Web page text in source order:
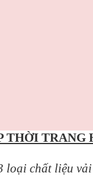
THỜI TRANG
loại chất liệu